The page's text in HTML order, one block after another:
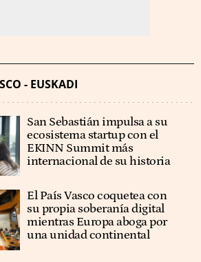
- EUSKADI
San Sebastián impulsa a su
ecosistema startup con el
EKINN Summit más
internacional de su historia
El País Vasco coquetea con
su propia soberanía digital
mientras Europa aboga por
una unidad continental